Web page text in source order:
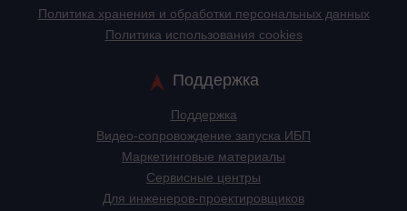
Политика хранения и обработки персональных данных
Политика использования cookies
Поддержка
Поддержка
Видео-сопровождение запуска ИБП
Маркетинговые материалы
Сервисные центры
Для инженеров-проектировщиков